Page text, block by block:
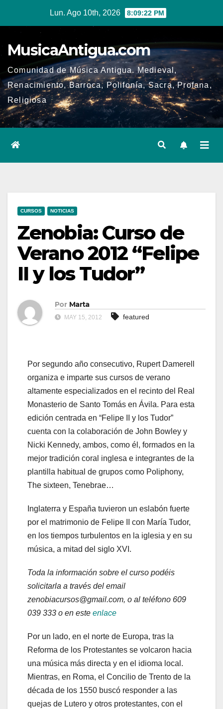
Lun. Ago 10th, 2026 8:09:22 PM
MusicaAntigua.com
Comunidad de Música Antigua. Medieval,
Renacimiento, Barroca, Polifonía, Sacra, Profana,
Religiosa
CURSOS NOTICIAS
Zenobia: Curso de
Verano 2012 “Felipe
II y los Tudor”
Por Marta
MAY 15, 2012 featured
Por segundo año consecutivo, Rupert Damerell
organiza e imparte sus cursos de verano
altamente especializados en el recinto del Real
Monasterio de Santo Tomás en Ávila. Para esta
edición centrada en “Felipe II y los Tudor”
cuenta con la colaboración de John Bowley y
Nicki Kennedy, ambos, como él, formados en la
mejor tradición coral inglesa e integrantes de la
plantilla habitual de grupos como Poliphony,
The sixteen, Tenebrae…
Inglaterra y España tuvieron un eslabón fuerte
por el matrimonio de Felipe II con María Tudor,
en los tiempos turbulentos en la iglesia y en su
música, a mitad del siglo XVI.
Toda la información sobre el curso podéis
solicitarla a través del email
zenobiacursos@gmail.com, o al teléfono 609
039 333 o en este enlace
Por un lado, en el norte de Europa, tras la
Reforma de los Protestantes se volcaron hacia
una música más directa y en el idioma local.
Mientras, en Roma, el Concilio de Trento de la
década de los 1550 buscó responder a las
quejas de Lutero y otros protestantes, con el